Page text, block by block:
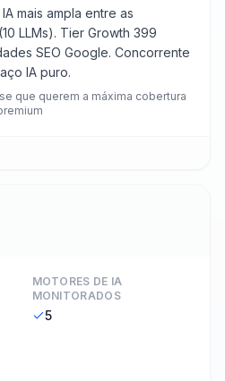
mais ampla entre as
LLMs). Tier Growth 399
SEO Google. Concorrente
IA puro.
que querem a máxima cobertura
MOTORES DE IA
MONITORADOS
5